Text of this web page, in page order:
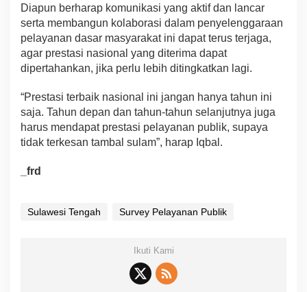
Diapun berharap komunikasi yang aktif dan lancar
serta membangun kolaborasi dalam penyelenggaraan
pelayanan dasar masyarakat ini dapat terus terjaga,
agar prestasi nasional yang diterima dapat
dipertahankan, jika perlu lebih ditingkatkan lagi.
“Prestasi terbaik nasional ini jangan hanya tahun ini
saja. Tahun depan dan tahun-tahun selanjutnya juga
harus mendapat prestasi pelayanan publik, supaya
tidak terkesan tambal sulam”, harap Iqbal.
_frd
Sulawesi Tengah Survey Pelayanan Publik
Ikuti Kami